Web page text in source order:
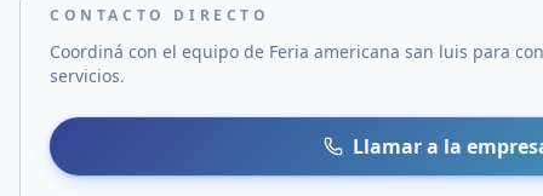
CONTACTO DIRECTO
Coordiná con el equipo de Feria americana san luis para
servicios.
Llamar a la